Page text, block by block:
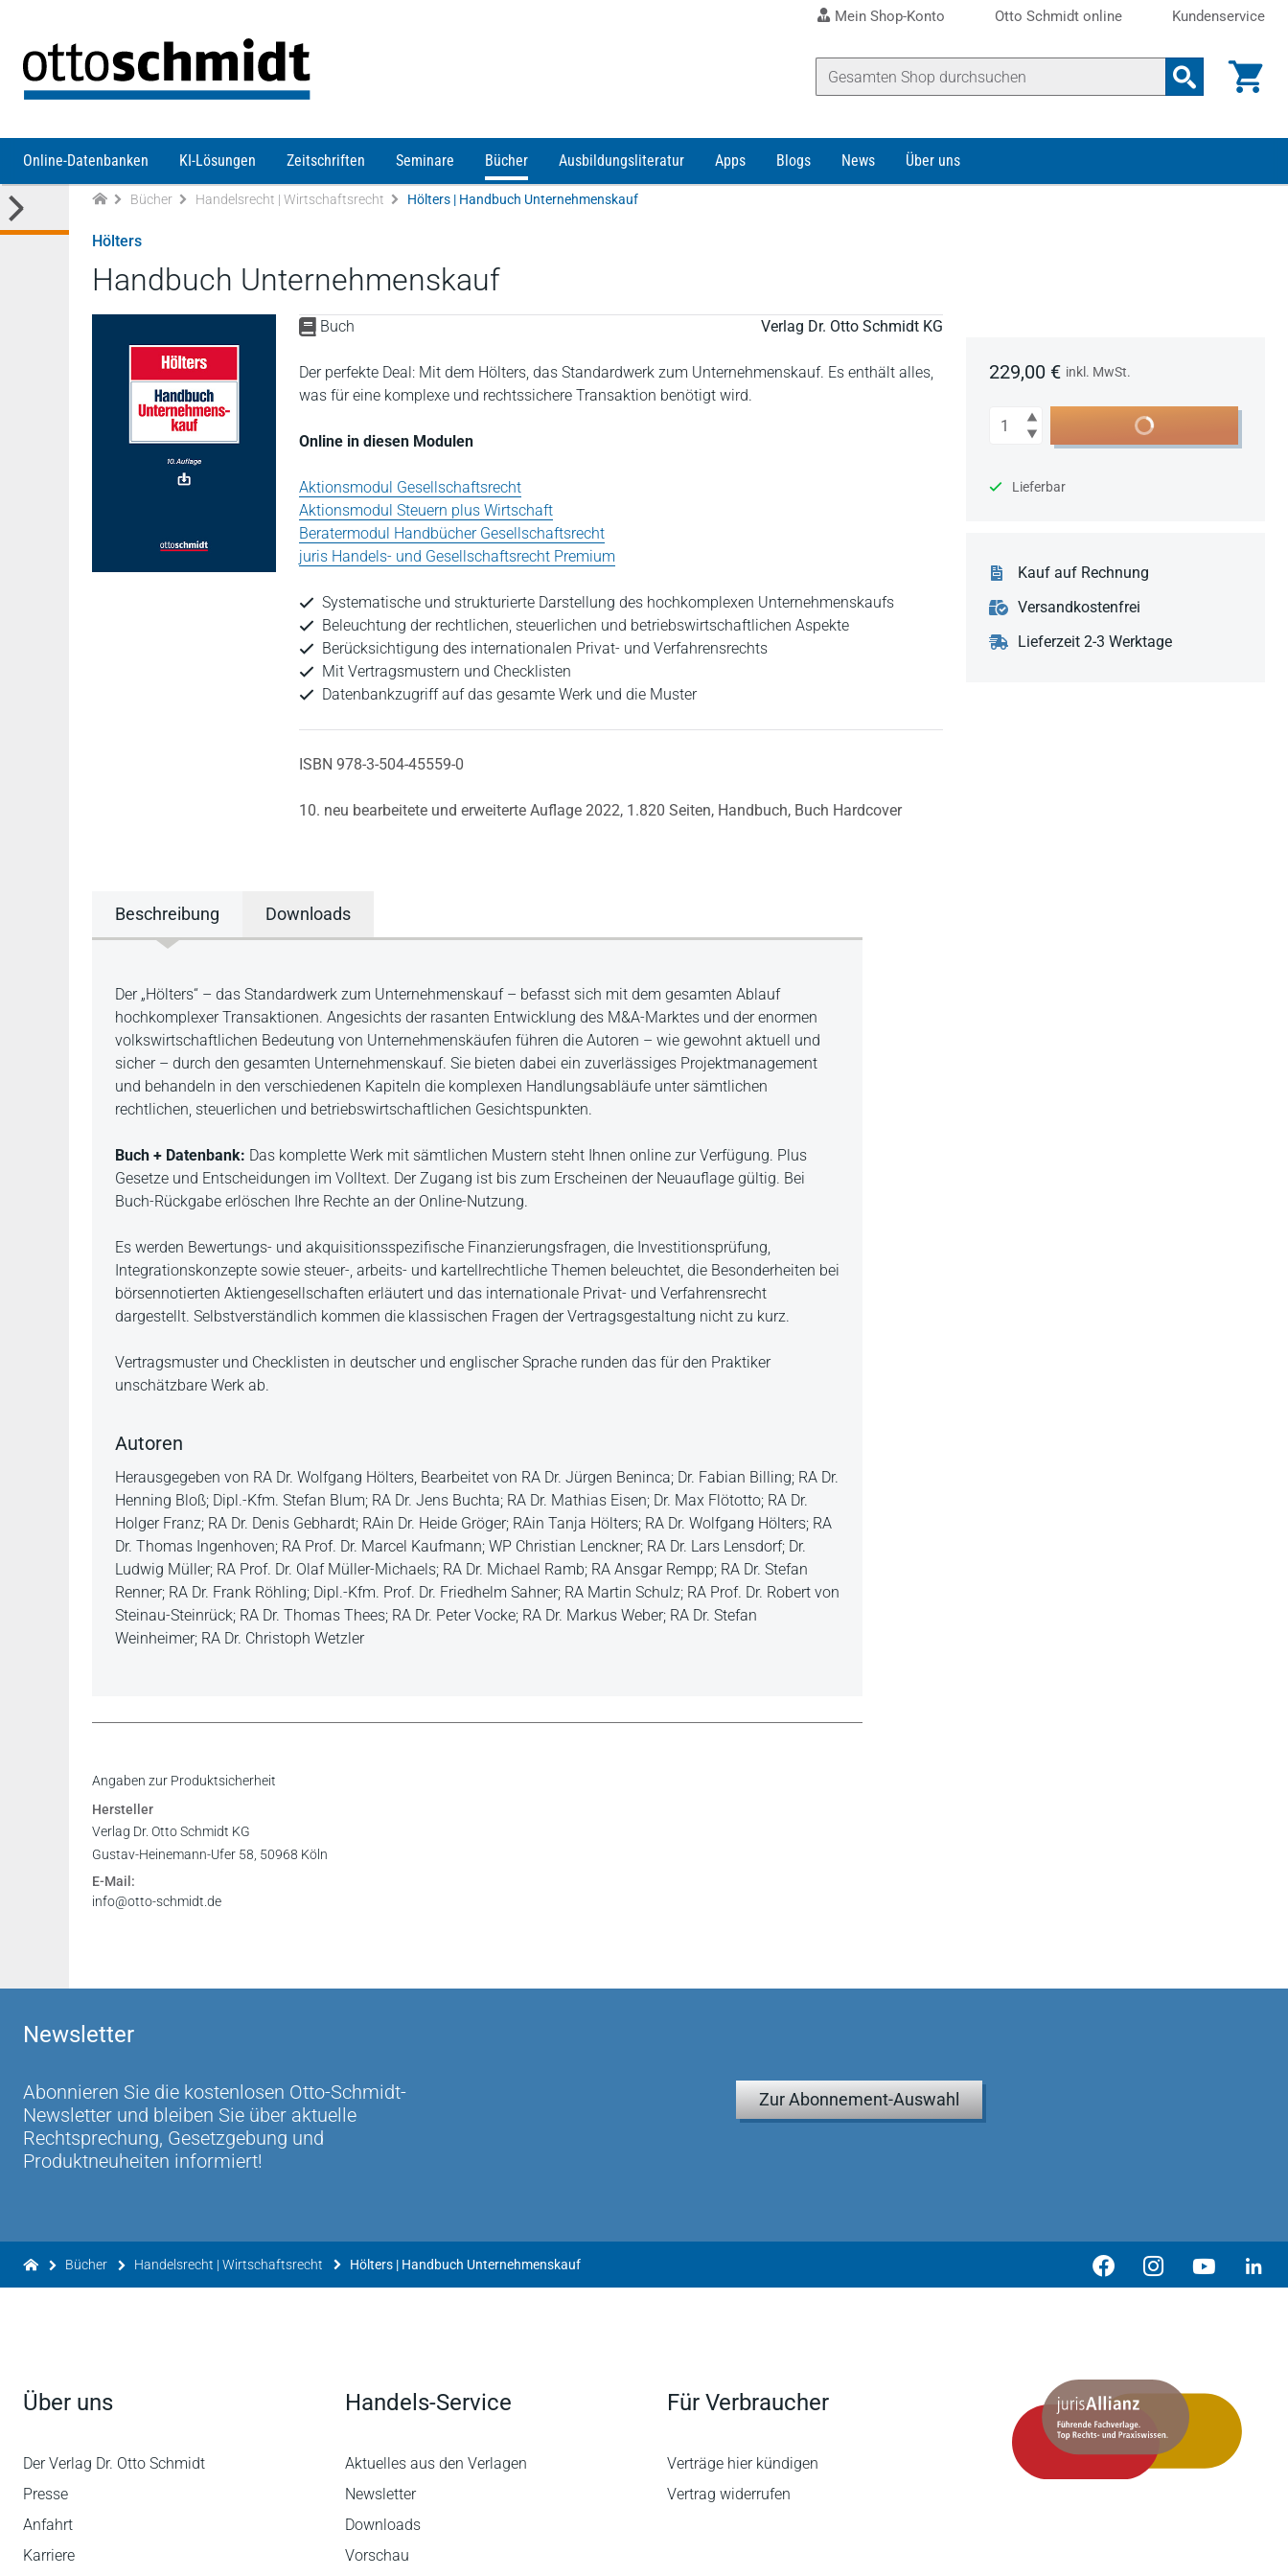
Mein Shop-Konto Otto Schmidt online Kundenservice
Online-Datenbanken KI-Lösungen Zeitschriften Seminare Bücher Ausbildungsliteratur Apps Blogs News Über uns
Bücher Handelsrecht | Wirtschaftsrecht Hölters | Handbuch Unternehmenskauf
Hölters
Handbuch Unternehmenskauf
Buch Verlag Dr. Otto Schmidt KG
Der perfekte Deal: Mit dem Hölters, das Standardwerk zum Unternehmenskauf. Es enthält alles,
was für eine komplexe und rechtssichere Transaktion benötigt wird.
Online in diesen Modulen
Aktionsmodul Gesellschaftsrecht
Aktionsmodul Steuern plus Wirtschaft
Beratermodul Handbücher Gesellschaftsrecht
juris Handels- und Gesellschaftsrecht Premium
Systematische und strukturierte Darstellung des hochkomplexen Unternehmenskaufs
Beleuchtung der rechtlichen, steuerlichen und betriebswirtschaftlichen Aspekte
Berücksichtigung des internationalen Privat- und Verfahrensrechts
Mit Vertragsmustern und Checklisten
Datenbankzugriff auf das gesamte Werk und die Muster
ISBN 978-3-504-45559-0
10. neu bearbeitete und erweiterte Auflage 2022, 1.820 Seiten, Handbuch, Buch Hardcover
229,00 € inkl. MwSt.
Anzahl In den Warenkorb
Lieferbar
Kauf auf Rechnung
Versandkostenfrei
Lieferzeit 2-3 Werktage
Beschreibung Downloads
Beschreibung
Der „Hölters“ – das Standardwerk zum Unternehmenskauf – befasst sich mit dem gesamten Ablauf
hochkomplexer Transaktionen. Angesichts der rasanten Entwicklung des M&A-Marktes und der enormen
volkswirtschaftlichen Bedeutung von Unternehmenskäufen führen die Autoren – wie gewohnt aktuell und
sicher – durch den gesamten Unternehmenskauf. Sie bieten dabei ein zuverlässiges Projektmanagement
und behandeln in den verschiedenen Kapiteln die komplexen Handlungsabläufe unter sämtlichen
rechtlichen, steuerlichen und betriebswirtschaftlichen Gesichtspunkten.
Buch + Datenbank: Das komplette Werk mit sämtlichen Mustern steht Ihnen online zur Verfügung. Plus
Gesetze und Entscheidungen im Volltext. Der Zugang ist bis zum Erscheinen der Neuauflage gültig. Bei
Buch-Rückgabe erlöschen Ihre Rechte an der Online-Nutzung.
Es werden Bewertungs- und akquisitionsspezifische Finanzierungsfragen, die Investitionsprüfung,
Integrationskonzepte sowie steuer-, arbeits- und kartellrechtliche Themen beleuchtet, die Besonderheiten bei
börsennotierten Aktiengesellschaften erläutert und das internationale Privat- und Verfahrensrecht
dargestellt. Selbstverständlich kommen die klassischen Fragen der Vertragsgestaltung nicht zu kurz.
Vertragsmuster und Checklisten in deutscher und englischer Sprache runden das für den Praktiker
unschätzbare Werk ab.
Autoren
Herausgegeben von RA Dr. Wolfgang Hölters, Bearbeitet von RA Dr. Jürgen Beninca; Dr. Fabian Billing; RA Dr.
Henning Bloß; Dipl.-Kfm. Stefan Blum; RA Dr. Jens Buchta; RA Dr. Mathias Eisen; Dr. Max Flötotto; RA Dr.
Holger Franz; RA Dr. Denis Gebhardt; RAin Dr. Heide Gröger; RAin Tanja Hölters; RA Dr. Wolfgang Hölters; RA
Dr. Thomas Ingenhoven; RA Prof. Dr. Marcel Kaufmann; WP Christian Lenckner; RA Dr. Lars Lensdorf; Dr.
Ludwig Müller; RA Prof. Dr. Olaf Müller-Michaels; RA Dr. Michael Ramb; RA Ansgar Rempp; RA Dr. Stefan
Renner; RA Dr. Frank Röhling; Dipl.-Kfm. Prof. Dr. Friedhelm Sahner; RA Martin Schulz; RA Prof. Dr. Robert von
Steinau-Steinrück; RA Dr. Thomas Thees; RA Dr. Peter Vocke; RA Dr. Markus Weber; RA Dr. Stefan
Weinheimer; RA Dr. Christoph Wetzler
Inhaltsverzeichnis
Vorwort
Leseprobe
Angaben zur Produktsicherheit
Hersteller
Verlag Dr. Otto Schmidt KG
Gustav-Heinemann-Ufer 58, 50968 Köln
E-Mail:
info@otto-schmidt.de
Newsletter
Abonnieren Sie die kostenlosen Otto-Schmidt-
Newsletter und bleiben Sie über aktuelle
Rechtsprechung, Gesetzgebung und
Produktneuheiten informiert!
Zur Abonnement-Auswahl
Bücher Handelsrecht | Wirtschaftsrecht Hölters | Handbuch Unternehmenskauf
Über uns
Der Verlag Dr. Otto Schmidt
Presse
Anfahrt
Karriere
Handels-Service
Aktuelles aus den Verlagen
Newsletter
Downloads
Vorschau
Für Verbraucher
Verträge hier kündigen
Vertrag widerrufen